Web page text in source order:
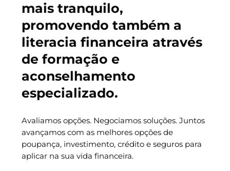
mais tranquilo,
promovendo também a
literacia financeira através
de formação e
aconselhamento
especializado.
Avaliamos opções. Negociamos soluções. Juntos
avançamos com as melhores opções de
poupança, investimento, crédito e seguros para
aplicar na sua vida financeira.